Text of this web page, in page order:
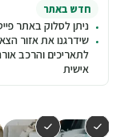
חדש באתר
ניתן לסלוק באתר
שידרגנו את אזור
לתאריכים והרכב
אישית